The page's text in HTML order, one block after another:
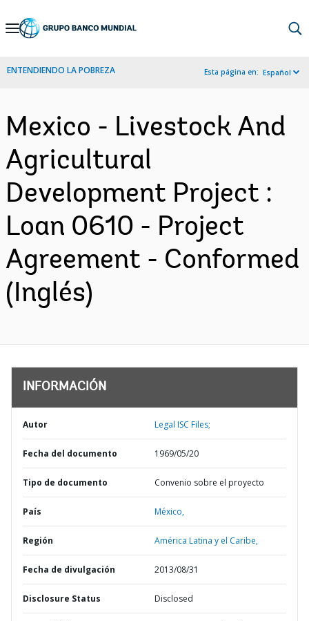
Skip
Navigation
ENTENDIENDO LA POBREZA Esta página en: Español
Mexico - Livestock And
Agricultural
Development Project :
Loan 0610 - Project
Agreement - Conformed
(Inglés)
INFORMACIÓN
Autor Legal ISC Files;
Fecha del documento 1969/05/20
Tipo de documento Convenio sobre el proyecto
País México,
Región América Latina y el Caribe,
Fecha de divulgación 2013/08/31
Disclosure Status Disclosed